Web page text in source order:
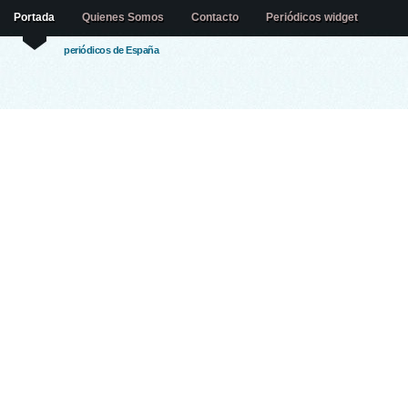
periódicos de España
Portada Quienes Somos Contacto Periódicos widget